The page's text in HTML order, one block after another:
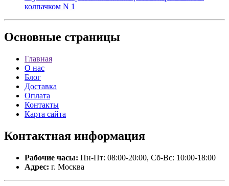
колпачком N 1
Основные страницы
Главная
О нас
Блог
Доставка
Оплата
Контакты
Карта сайта
Контактная информация
Рабочие часы: Пн-Пт: 08:00-20:00, Сб-Вс: 10:00-18:00
Адрес: г. Москва